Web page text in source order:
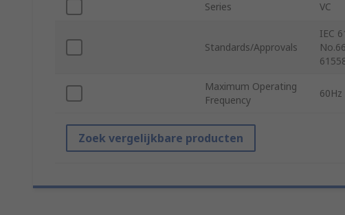
Series VC
Standards/Approvals
IEC
Maximum Operating
Frequency
60Hz
Zoek vergelijkbare producten